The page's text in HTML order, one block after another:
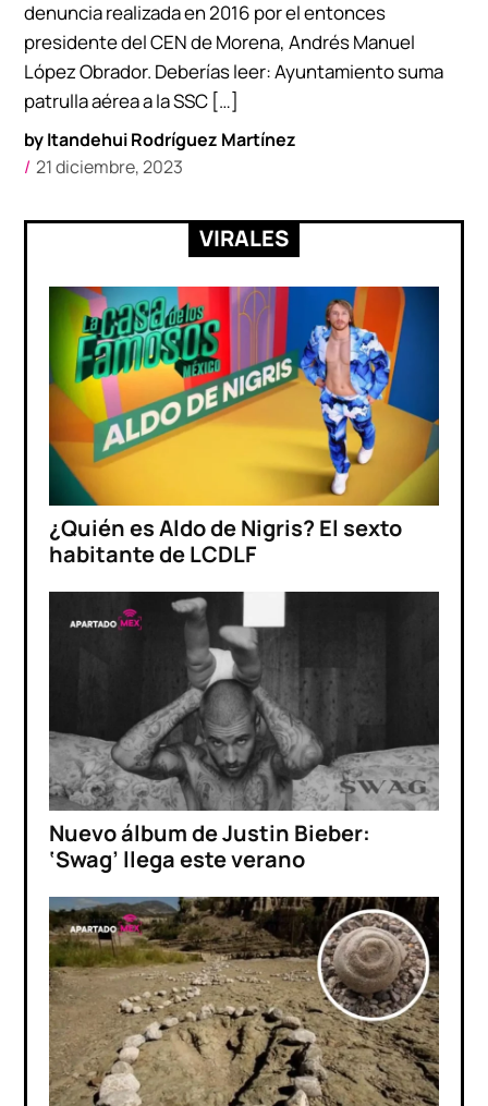
byItandehui Rodríguez Martínez
21 diciembre, 2023
denuncia realizada en 2016 por el entonces
presidente del CEN de Morena, Andrés Manuel
López Obrador. Deberías leer: Ayuntamiento suma
patrulla aérea a la SSC […]
VIRALES
¿Quién es Aldo de Nigris? El sexto
habitante de LCDLF
Nuevo álbum de Justin Bieber:
‘Swag’ llega este verano